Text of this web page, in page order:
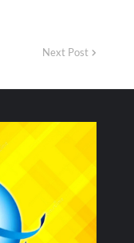
Next Post